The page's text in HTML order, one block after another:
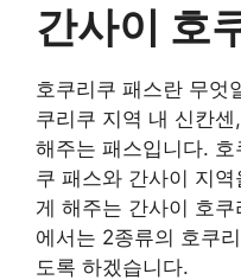
간사이 호
호쿠리쿠 패스란 무엇
쿠리쿠 지역 내 신칸
해주는 패스입니다.
쿠 패스와 간사이 지
게 해주는 간사이 호
에서는 2종류의 호쿠
도록 하겠습니다.